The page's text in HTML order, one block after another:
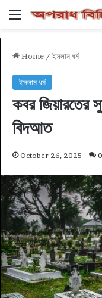
Menu
Home / ইসলাম ধর্ম
ইসলাম ধর্ম
কবর জিয়ারতের
বিদআত
October 26, 2025 0